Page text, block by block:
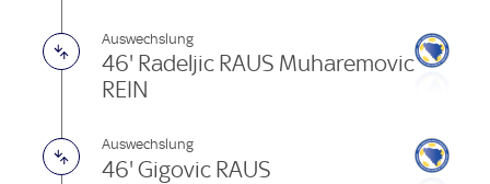
Auswechslung
46' Radeljic RAUS Muharemovic
REIN
Auswechslung
46' Gigovic RAUS